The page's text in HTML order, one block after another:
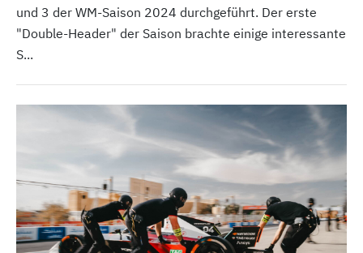
und 3 der WM-Saison 2024 durchgeführt. Der erste
"Double-Header" der Saison brachte einige interessante
S...